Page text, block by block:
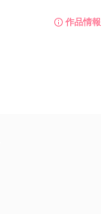
作品情報